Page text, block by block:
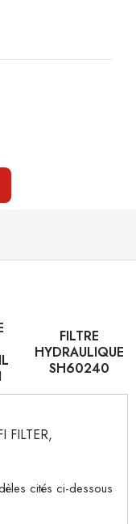
FILTRE
HYDRAULIQUE
SH60240
FILTER,
cités ci-dessous